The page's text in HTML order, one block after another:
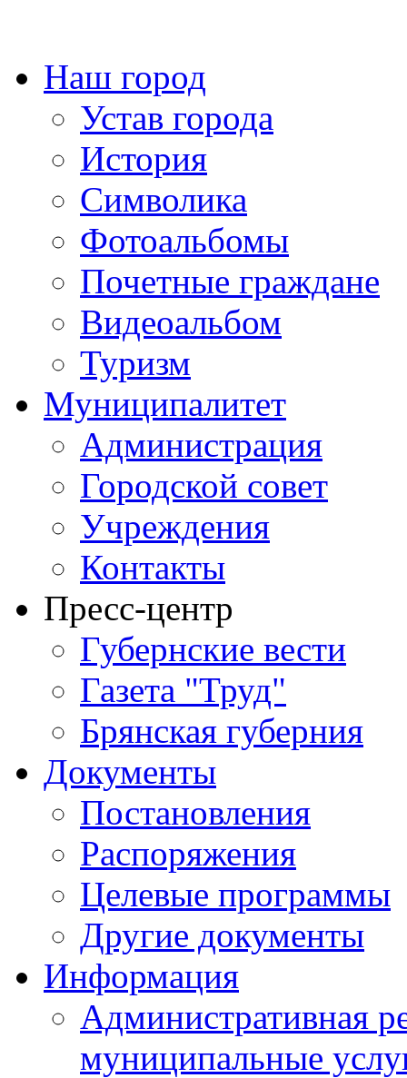
Наш город
Устав города
История
Символика
Фотоальбомы
Почетные граждане
Видеоальбом
Туризм
Муниципалитет
Администрация
Городской совет
Учреждения
Контакты
Пресс-центр
Губернские вести
Газета "Труд"
Брянская губерния
Документы
Постановления
Распоряжения
Целевые программы
Другие документы
Информация
Административная
муниципальные